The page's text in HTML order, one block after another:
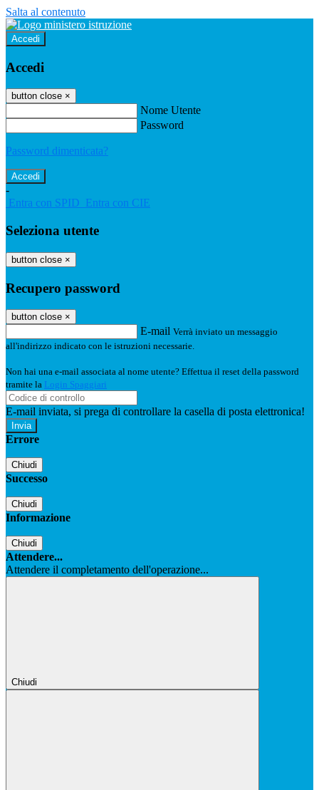
Salta al contenuto
Accedi
Accedi
button close ×
Nome Utente
Password
Password dimenticata?
-
Entra con SPID Entra con CIE
Seleziona utente
button close ×
Recupero password
button close ×
E-mail Verrà inviato un messaggio
all'indirizzo indicato con le istruzioni necessarie.
Non hai una e-mail associata al nome utente? Effettua il reset della password
tramite la Login Spaggiari
E-mail inviata, si prega di controllare la casella di posta elettronica!
Errore
Chiudi
Successo
Chiudi
Informazione
Chiudi
Attendere...
Attendere il completamento dell'operazione...
Chiudi